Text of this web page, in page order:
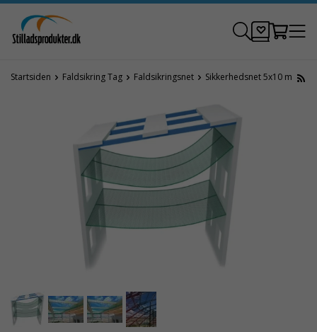
Startsiden Faldsikring Tag Faldsikringsnet Sikkerhedsnet 5x10 m